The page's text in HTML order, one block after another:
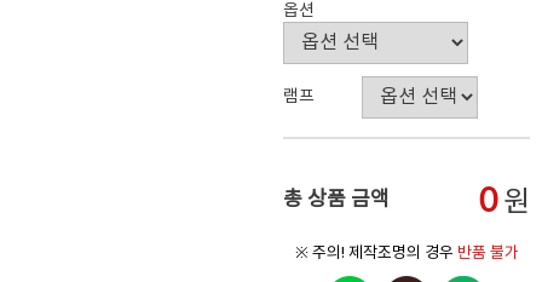
옵션
램프
총 상품 금액 0원
※ 주의! 제작조명의 경우 반품 불가